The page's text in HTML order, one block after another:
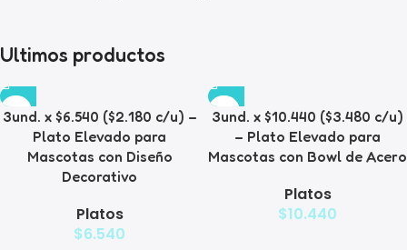
Ultimos productos
3und. x $6.540 ($2.180 c/u) –
Plato Elevado para
Mascotas con Diseño
Decorativo
Platos
$6.540
3und. x $10.440 ($3.480 c/u)
– Plato Elevado para
Mascotas con Bowl de Acero
Platos
$10.440